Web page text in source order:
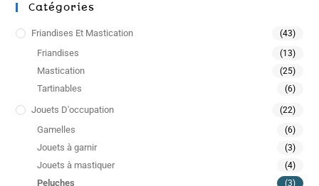
Catégories
Friandises Et Mastication (43)
Friandises (13)
Mastication (25)
Tartinables (6)
Jouets D'occupation (22)
Gamelles (6)
Jouets à garnir (3)
Jouets à mastiquer (4)
Peluches (3)